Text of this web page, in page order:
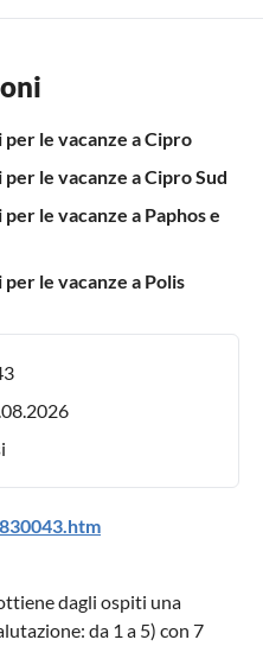
le vacanze a Cipro
le vacanze a Cipro Sud
le vacanze a Paphos e
le vacanze a Polis
dagli ospiti una
da 1 a 5) con 7